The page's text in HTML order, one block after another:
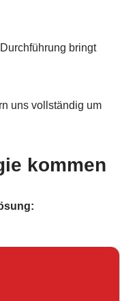
bringt
uns vollständig um
kommen